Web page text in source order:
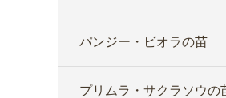
パンジー・ビオラの苗
プリムラ・サクラソウの